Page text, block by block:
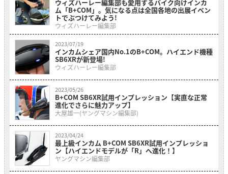
ウィズハーレー編集部も愛用するバイク向けインカ
ム「B+COM」。気になる点は全国各地の出展イベン
トでぶつけてみよう!
ウィズハーレー編集部
2023/07/19
インカムシェア国内No.1のB+COM。ハイエンド機種
SB6XRが新登場!
ウィズハーレー編集部
2023/05/26
B+COM SB6XR試用インプレッション【実直な正常
進化でさらに魅力アップ】
大屋雄一(ヤングマシン編集部)
2023/04/24
最上級インカム B+COM SB6XR試用インプレッショ
ン【ハイエンドモデルが「R」へ進化！】
ヤングマシン編集部